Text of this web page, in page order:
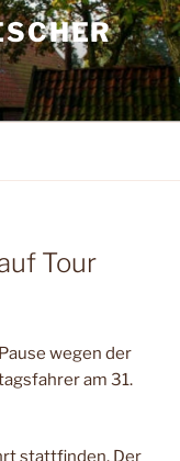
Tour
wegen der
am 31.
stattfinden. Der